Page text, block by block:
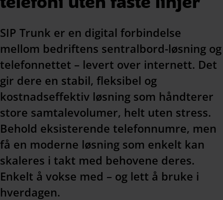
SIP Trunk er en digital forbindelse
mellom bedriftens sentralbord-løsning og
telefonnettet – levert over internett. Det
gir dere en stabil, fleksibel og
kostnadseffektiv løsning som håndterer
store samtalevolumer, helt uten stress.
Behold eksisterende telefonnumre, men
få en moderne løsning som enkelt kan
skaleres i takt med behovene deres.
Enkelt å vokse med – og lett å bruke i
hverdagen.